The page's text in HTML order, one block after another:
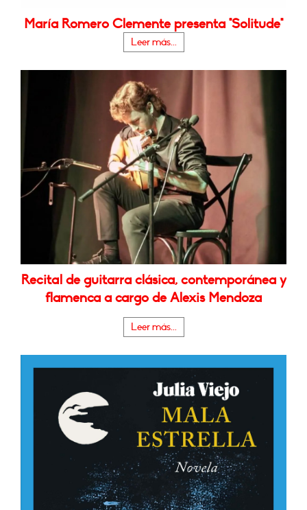
María Romero Clemente presenta "Solitude"
Leer más...
Recital de guitarra clásica, contemporánea y
flamenca a cargo de Alexis Mendoza
Leer más...